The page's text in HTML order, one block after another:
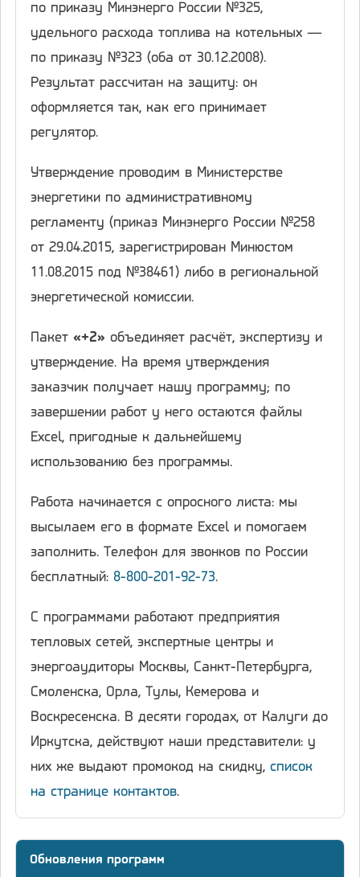
по приказу Минэнерго России №325,
удельного расхода топлива на котельных —
по приказу №323 (оба от 30.12.2008).
Результат рассчитан на защиту: он
оформляется так, как его принимает
регулятор.
Утверждение проводим в Министерстве
энергетики по административному
регламенту (приказ Минэнерго России №258
от 29.04.2015, зарегистрирован Минюстом
11.08.2015 под №38461) либо в региональной
энергетической комиссии.
Пакет «+2» объединяет расчёт, экспертизу и
утверждение. На время утверждения
заказчик получает нашу программу; по
завершении работ у него остаются файлы
Excel, пригодные к дальнейшему
использованию без программы.
Работа начинается с опросного листа: мы
высылаем его в формате Excel и помогаем
заполнить. Телефон для звонков по России
бесплатный: 8-800-201-92-73.
С программами работают предприятия
тепловых сетей, экспертные центры и
энергоаудиторы Москвы, Санкт-Петербурга,
Смоленска, Орла, Тулы, Кемерова и
Воскресенска. В десяти городах, от Калуги до
Иркутска, действуют наши представители: у
них же выдают промокод на скидку, список
на странице контактов.
Обновления программ